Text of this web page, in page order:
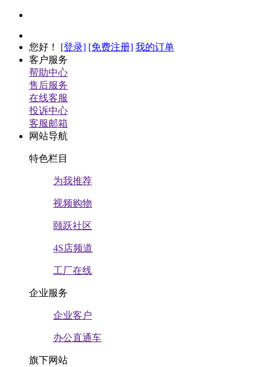
您好 ！ [登录] [免费注册] 我的订单
客户服务
帮助中心
售后服务
在线客服
投诉中心
客服邮箱
网站导航
特色栏目
为我推荐
视频购物
颐跃社区
4S店频道
工厂在线
企业服务
企业客户
办公直通车
旗下网站